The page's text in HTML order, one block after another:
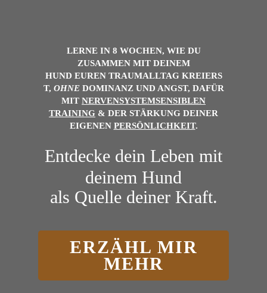
LERNE IN 8 WOCHEN, WIE DU
ZUSAMMEN MIT DEINEM
HUND EUREN TRAUMALLTAG KREIERS
T, OHNEDOMINANZ UND ANGST, DAFÜR
MIT NERVENSYSTEMSENSIBLEN
TRAINING & DER STÄRKUNG DEINER
EIGENEN PERSÖNLICHKEIT.
Entdecke dein Leben mit
deinem Hund
als Quelle deiner Kraft.
ERZÄHL MIR
MEHR